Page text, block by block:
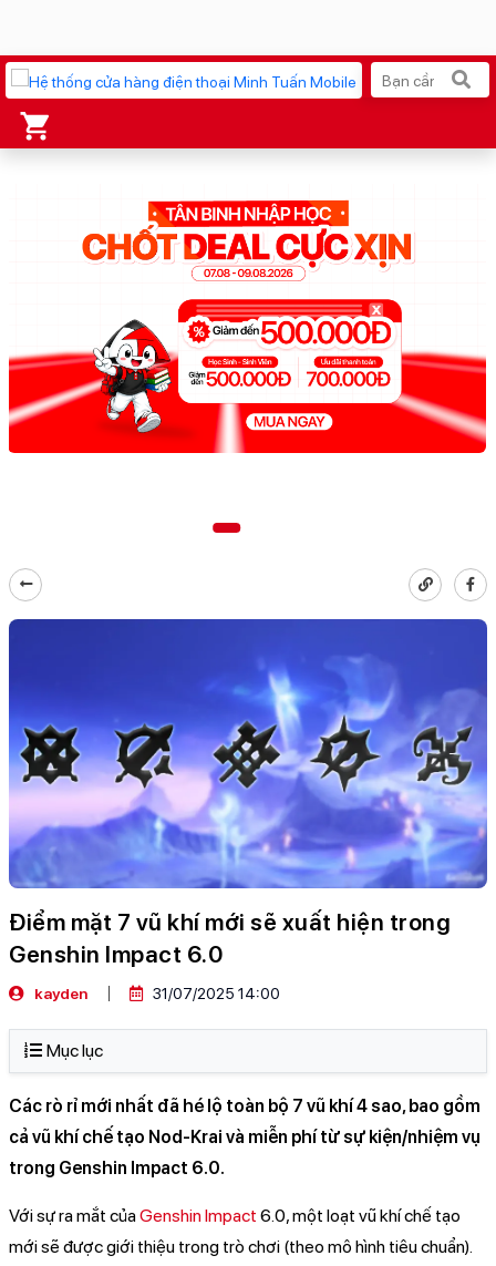
iPhone 17 Pro Max MacBook Neo giá tốt
AirTag 2 Mới Galaxy Z8 Series
OPPO Reno16
Apple Watch S11 Ốp lưng Pitaka
Osmo Pocket 4 Ốp lưng Apple
Loa Marshall Cốc sạc Apple
Điểm mặt 7 vũ khí mới sẽ xuất hiện trong
Genshin Impact 6.0
kayden 31/07/2025 14:00
Mục lục
Các rò rỉ mới nhất đã hé lộ toàn bộ 7 vũ khí 4 sao, bao gồm
cả vũ khí chế tạo Nod-Krai và miễn phí từ sự kiện/nhiệm vụ
trong Genshin Impact 6.0.
Với sự ra mắt củaGenshin Impact 6.0, một loạt vũ khí chế tạo
mới sẽ được giới thiệu trong trò chơi (theo mô hình tiêu chuẩn).